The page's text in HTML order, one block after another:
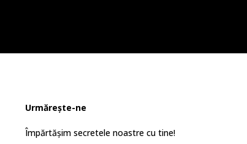
Urmărește-ne
Împărtășim secretele noastre cu tine!